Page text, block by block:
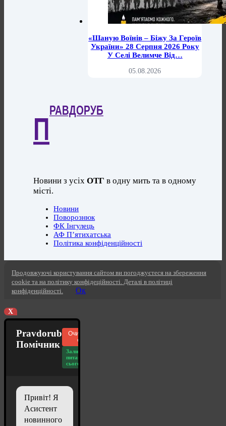
«Шаную Воїнів – Біжу За Героїв
України» 28 Серпня 2026 Року
У Селі Велимче Від…
05.08.2026
П
РАВДОРУБ
Новини з усіхОТГ в одну мить та в одному
місті.
Новини
Поворознюк
ФК Інгулець
АФ П’ятихатська
Політика конфіденційності
Продовжуючі користування сайтом ви погоджуєтеся на збереження
cookie та на політику конфідеційності. Деталі в політиці
конфіденційності.
Ок
X
Pravdorub
Помічник
Очистити
чат
Залишилось
питань
сьогодні: 20
Привіт! Я
Асистент
новинного